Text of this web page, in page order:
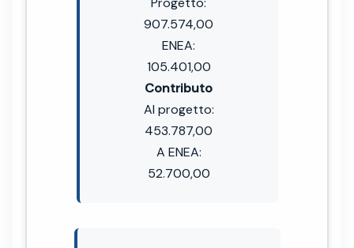
907.574,00
ENEA:
105.401,00
Contributo
Al progetto:
453.787,00
A ENEA:
52.700,00